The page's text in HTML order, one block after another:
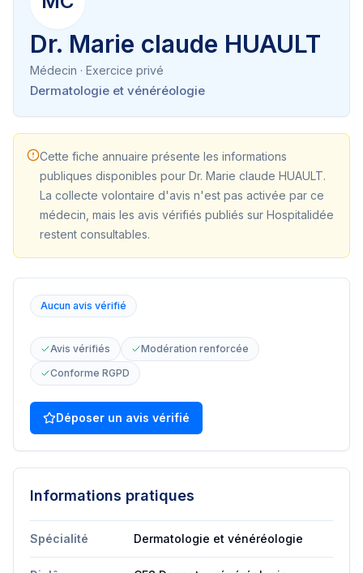
Dr. Marie claude HUAULT
Médecin · Exercice privé
Dermatologie et vénéréologie
Cette fiche annuaire présente les informations
publiques disponibles pour Dr. Marie claude HUAULT.
La collecte volontaire d'avis n'est pas activée par ce
médecin, mais les avis vérifiés publiés sur Hospitalidée
restent consultables.
Aucun avis vérifié
Avis vérifiés
Modération renforcée
Conforme RGPD
Déposer un avis vérifié
Informations pratiques
Spécialité Dermatologie et vénéréologie